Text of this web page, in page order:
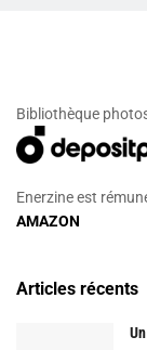
Bibliothèque
Enerzine est
AMAZON
Articles récents